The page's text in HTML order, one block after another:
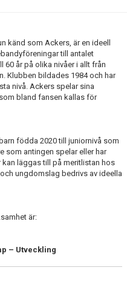
VISION
känd som Ackers, är en ideell
till antalet
60 år på olika nivåer i allt från
Klubben bildades 1984 och har
nivå. Ackers spelar sina
bland fansen kallas för
födda 2020 till juniornivå som
som antingen spelar eller har
kan läggas till på meritlistan hos
ungdomslag bedrivs av ideella
är:
– Utveckling